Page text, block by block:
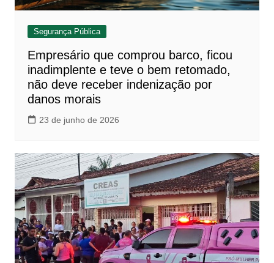
Segurança Pública
Empresário que comprou barco, ficou
inadimplente e teve o bem retomado,
não deve receber indenização por
danos morais
23 de junho de 2026